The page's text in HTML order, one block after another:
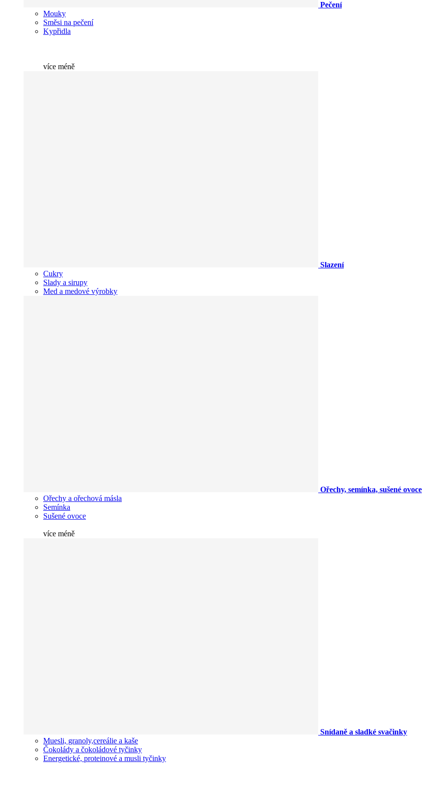
Pečení
Mouky
Směsi na pečení
Kypřidla
více méně
Slazení
Cukry
Slady a sirupy
Med a medové výrobky
Ořechy, semínka, sušené ovoce
Ořechy a ořechová másla
Semínka
Sušené ovoce
více méně
Snídaně a sladké svačinky
Muesli, granoly,cereálie a kaše
Čokolády a čokoládové tyčinky
Energetické, proteinové a musli tyčinky